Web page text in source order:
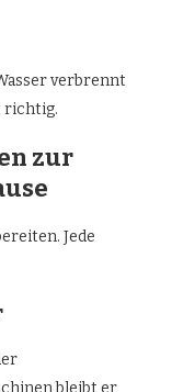
verbrennt
richtig.
zur
Jede
bleibt er